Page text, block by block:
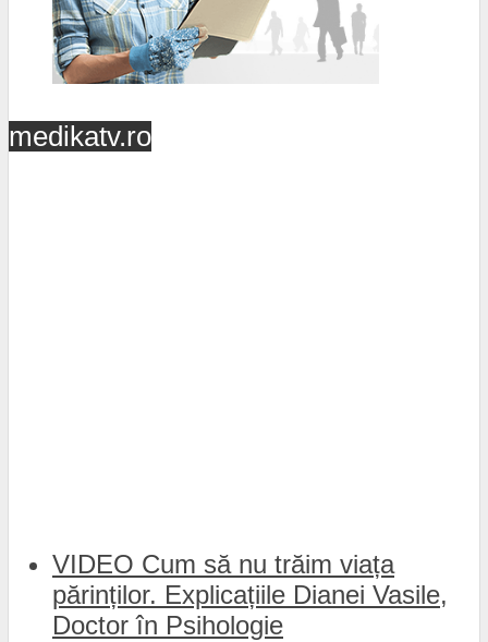
medikatv.ro
VIDEO Cum să nu trăim viața
părinților. Explicațiile Dianei Vasile,
Doctor în Psihologie